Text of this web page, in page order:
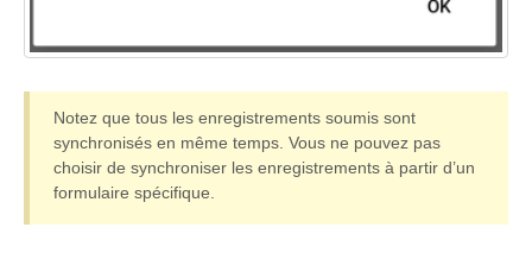
Notez que tous les enregistrements soumis sont
synchronisés en même temps. Vous ne pouvez pas
choisir de synchroniser les enregistrements à partir d’un
formulaire spécifique.